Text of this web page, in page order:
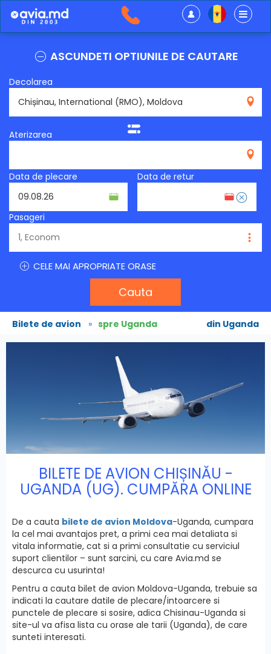
ASCUNDETI OPTIUNILE DE CAUTARE
Decolarea
Aterizarea
Data de plecare Data de retur
Pasageri
CELE MAI APROPRIATE ORASE
Cauta
Bilete de avion » spre Uganda din Uganda
BILETE DE AVION CHIȘINĂU -
UGANDA (UG). CUMPĂRA ONLINE
De a cauta bilete de avion Moldova-Uganda, cumpara
la cel mai avantajos pret, a primi cea mai detaliata si
vitala informatie, cat si a primi сonsultatie cu serviciul
suport clientilor – sunt sarcini, cu care Avia.md se
descurca cu usurinta!
Pentru a cauta bilet de avion Moldova-Uganda, trebuie sa
indicati la cautare datile de plecare/intoarcere si
punctele de plecare si sosire, adica Chisinau-Uganda si
site-ul va afisa lista cu orase ale tarii (Uganda), de care
sunteti interesati.